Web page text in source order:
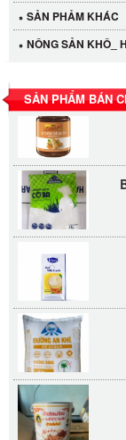
SẢN PHẢM KHÁC
NÔNG SẢN KHÔ_
SẢN PHẨM BÁN